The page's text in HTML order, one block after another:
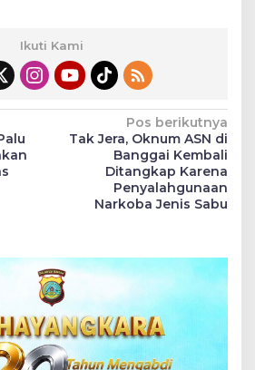
Ikuti Kami
Pos berikutnya
Tak Jera, Oknum ASN di
Banggai Kembali
Ditangkap Karena
Penyalahgunaan
Narkoba Jenis Sabu